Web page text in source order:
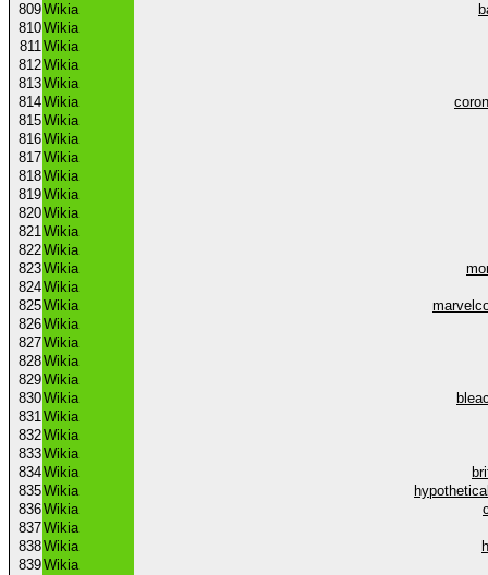
809Wikia
810Wikia
811Wikia
812Wikia
813Wikia
814Wikia
815Wikia
816Wikia
817Wikia
818Wikia
819Wikia
820Wikia
821Wikia
822Wikia
823Wikia
824Wikia
825Wikia
826Wikia
827Wikia
828Wikia
829Wikia
830Wikia
831Wikia
832Wikia
833Wikia
834Wikia
835Wikia
836Wikia
837Wikia
838Wikia
839Wikia